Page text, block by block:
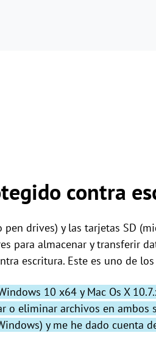
contra
drives) y las tarjetas SD
para almacenar y transferir
escritura. Este es uno de los
10 x64 y Mac Os X
o eliminar archivos en ambos
y me he dado cuenta